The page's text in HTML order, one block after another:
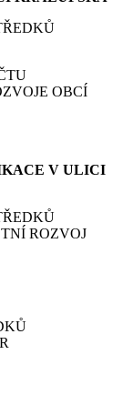
OBCÍ
V ULICI
ROZVOJ